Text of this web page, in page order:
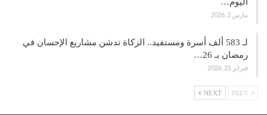
مارس 3, 2026
لـ 583 ألف أسرة ومستفيد.. الزكاة تدشن مشاريع الإحسان في
رمضان بـ 26…
فبراير 21, 2026
NEXT